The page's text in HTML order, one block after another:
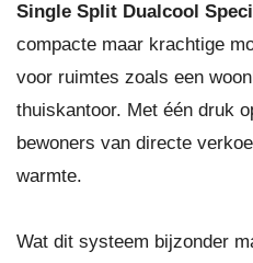
Single Split Dualcool
compacte maar krachtige
voor ruimtes zoals een
thuiskantoor. Met één druk
bewoners van directe
warmte.
Wat dit systeem bijzonder